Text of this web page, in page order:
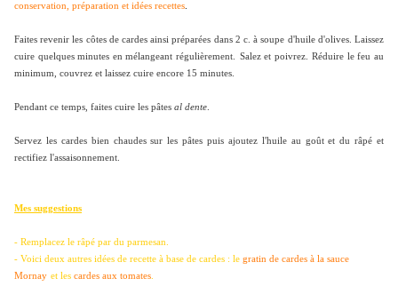
conservation, préparation et idées recettes
Faites revenir les côtes de cardes ainsi préparées dans 2 c. à soupe d'huile d'olives. Laissez
cuire quelques minutes en mélangeant régulièrement.
Salez et poivrez.
Réduire le feu au
minimum, couvrez et laissez cuire encore 15 minutes.
Pendant ce temps, faites cuire les pâtes al dente
Servez les cardes bien chaudes sur les pâtes puis ajoutez l'huile au goût et du râpé et
rectifiez l'assaisonnement.
Mes suggestions
- Remplacez le râpé par du parmesan.
- Voici deux autres idées de recette à base de cardes : le gratin de cardes à la sauce
Mornay et les cardes aux tomates